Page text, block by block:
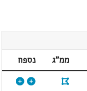
ממ"ג
נספח